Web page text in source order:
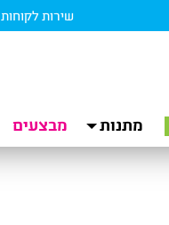
שירות לקוחות
מתנות מבצעים